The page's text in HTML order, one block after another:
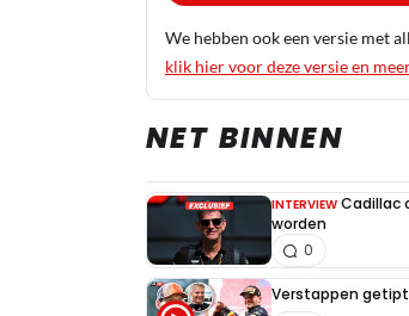
We hebben ook een versie met
klik hier voor deze versie en
NET BINNEN
INTERVIEW Cadillac
worden
0
Verstappen getipt